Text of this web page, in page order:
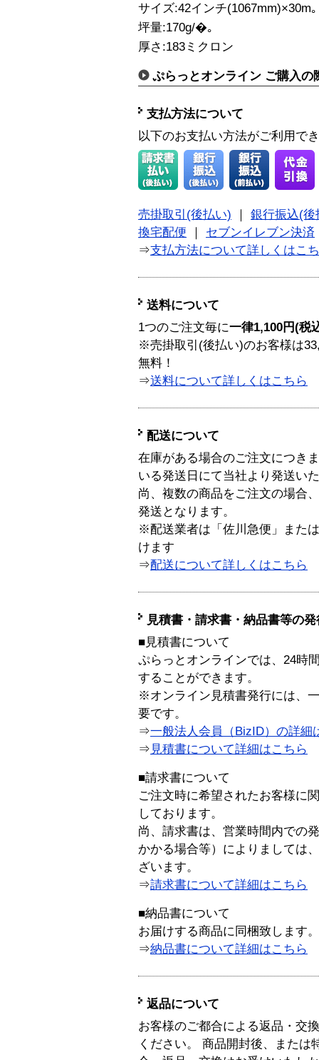
サイズ:42インチ(1067mm)×30m｡
坪量:170g/�｡
厚さ:183ミクロン
ぷらっとオンライン ご購入の
支払方法について
以下のお支払い方法がご利用で
売掛取引(後払い)
銀行振込(後
換宅配便
セブンイレブン決済
⇒支払方法について詳しくはこ
送料について
1つのご注文毎に一律1,100円(税
※売掛取引(後払い)のお客様は
無料！
⇒送料について詳しくはこちら
配送について
在庫がある場合のご注文につき
いる発送日にて当社より発送い
尚、複数の商品をご注文の場合
発送となります。
※配送業者は「佐川急便」また
けます
⇒配送について詳しくはこちら
見積書・請求書・納品書等の
■見積書について
ぷらっとオンラインでは、24時
することができます。
※オンライン見積書発行には、
要です。
⇒一般法人会員（BizID）の詳細
⇒ 見積書について詳細はこちら
■請求書について
ご注文時に希望されたお客様に
しております。
尚、請求書は、営業時間内での
かかる場合等）によりましては
ざいます。
⇒請求書について詳細はこちら
■納品書について
お届けする商品に同梱致します。
⇒納品書について詳細はこちら
返品について
お客様のご都合による返品・交
ください。 商品開封後、または